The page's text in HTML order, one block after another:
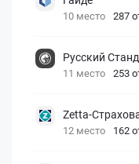
10 место 287
Русский
11 место 253
Zetta-
12 место 162